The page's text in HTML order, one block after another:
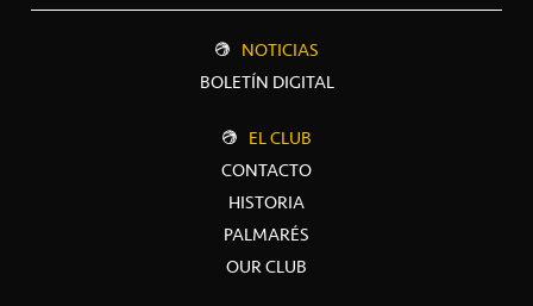
NOTICIAS
BOLETÍN DIGITAL
EL CLUB
CONTACTO
HISTORIA
PALMARÉS
OUR CLUB